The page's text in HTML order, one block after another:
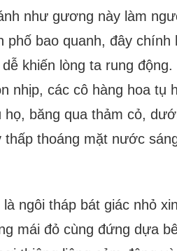
như gương này làm
phố bao quanh, đây chính
khiến lòng ta rung
nhịp, các cô hàng hoa tụ
băng qua thảm cỏ,
thoáng mặt nước
ngôi tháp bát giác nhỏ
mái đỏ cùng đứng dựa